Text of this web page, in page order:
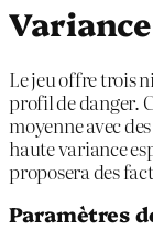
Le jeu offre trois
profil de danger.
moyenne avec
haute variance
proposera des
Paramètres